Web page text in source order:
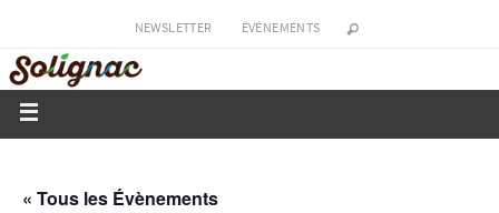
NEWSLETTER ÉVÉNEMENTS
« Tous les Évènements